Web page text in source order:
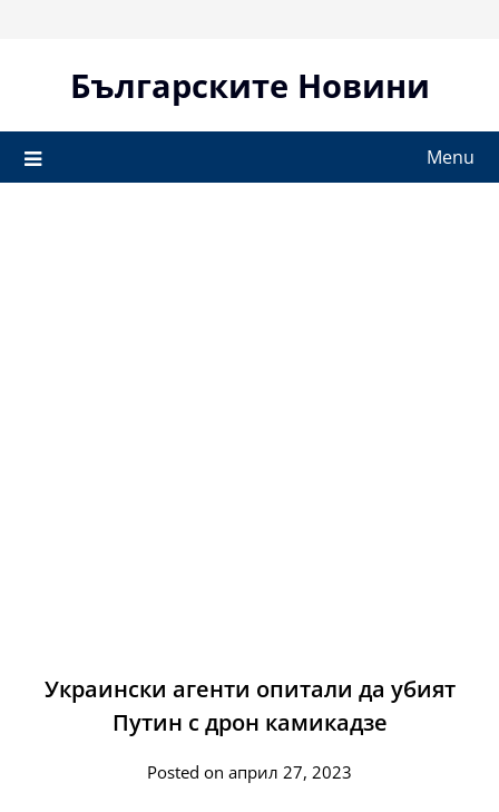
Българските Новини
Menu
Украински агенти опитали да убият
Путин с дрон камикадзе
Posted on април 27, 2023